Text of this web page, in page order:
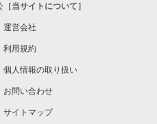
［当サイトについて］
運営会社
利用規約
個人情報の取り扱い
お問い合わせ
サイトマップ